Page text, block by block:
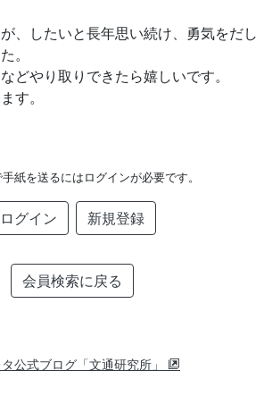
、したいと長年思い続け、勇気をだし
。
どやり取りできたら嬉しいです。
す。
紙を送るにはログインが必要です。
ログイン 新規登録
会員検索に戻る
公式ブログ「文通研究所」